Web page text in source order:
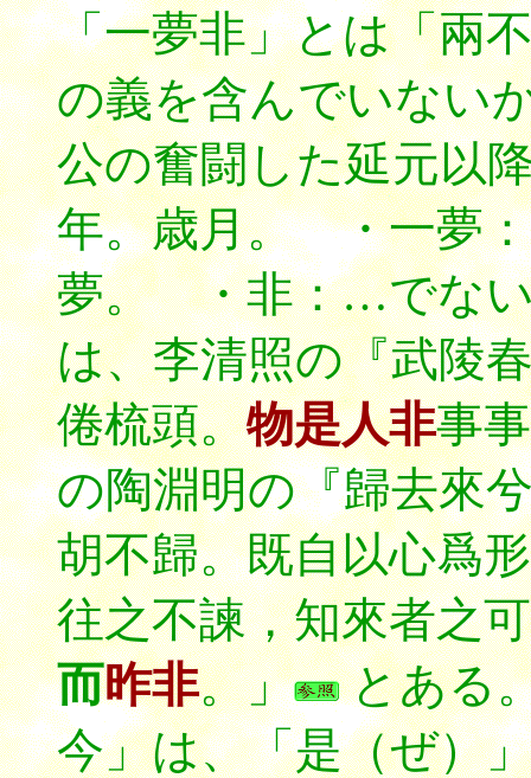
「一夢非」とは「兩
の義を含んでいない
公の奮闘した延元以
年。歳月。 ・一夢
夢。 ・非：…でない
は、李清照の『武陵
倦梳頭。物是人非事
の陶淵明の『歸去來
胡不歸。既自以心爲
往之不諫，知來者之
而昨非。」
とある
今」は、「是（ぜ）